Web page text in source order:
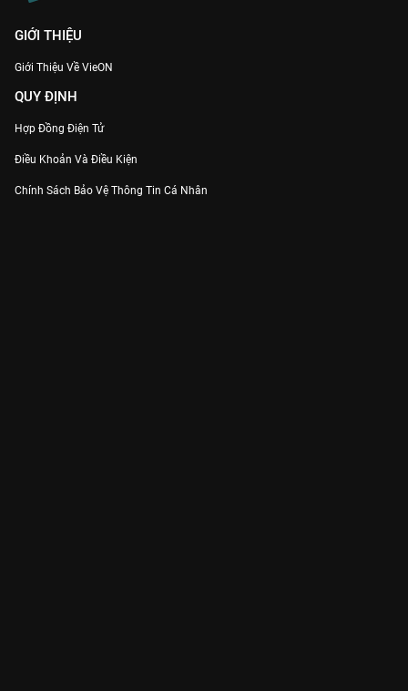
GIỚI THIỆU
Giới Thiệu Về VieON
QUY ĐỊNH
Hợp Đồng Điện Tử
Điều Khoản Và Điều Kiện
Chính Sách Bảo Vệ Thông Tin Cá Nhân